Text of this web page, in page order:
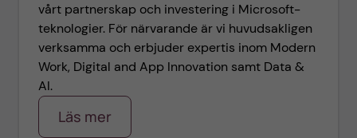
vårt partnerskap och investering i Microsoft-
teknologier. För närvarande är vi huvudsakligen
verksamma och erbjuder expertis inom Modern
Work, Digital and App Innovation samt Data &
AI.
Läs mer